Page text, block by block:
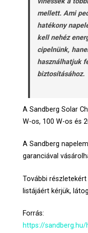
mellett. Ami
hatékony
kell nehéz
cipelnünk,
használhatjuk
biztosításához.
A Sandberg Solar
W-os, 100 W-os és
A Sandberg
garanciával
További
listájáért kérjük,
Forrás:
https://